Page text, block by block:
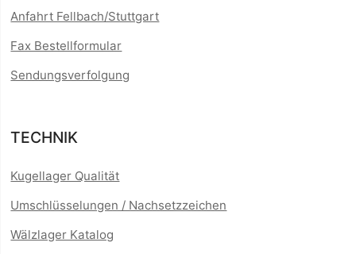
Anfahrt Fellbach/Stuttgart
Fax Bestellformular
Sendungsverfolgung
TECHNIK
Kugellager Qualität
Umschlüsselungen / Nachsetzzeichen
Wälzlager Katalog